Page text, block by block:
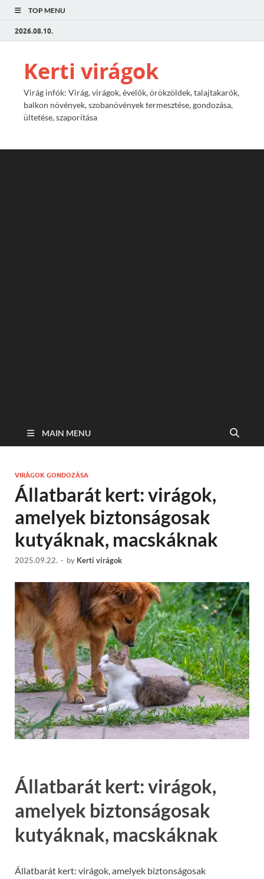
TOP MENU
2026.08.10.
Kerti virágok
Virág infók: Virág, virágok, évelők, örökzöldek, talajtakarók,
balkon növények, szobanövények termesztése, gondozása,
ültetése, szaporítása
MAIN MENU
VIRÁGOK GONDOZÁSA
Állatbarát kert: virágok,
amelyek biztonságosak
kutyáknak, macskáknak
2025.09.22. - by Kerti virágok
Állatbarát kert: virágok,
amelyek biztonságosak
kutyáknak, macskáknak
Állatbarát kert: virágok, amelyek biztonságosak